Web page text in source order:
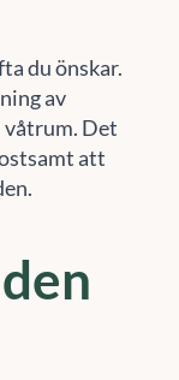
du önskar.
av
våtrum. Det
att